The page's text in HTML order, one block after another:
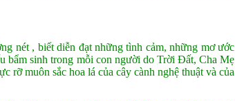
nét , biết diễn đạt những tình cảm, những mơ ước
bẩm sinh trong mỗi con người do Trời Đất, Cha Mẹ
rỡ muôn sắc hoa lá của cây cành nghệ thuật và của